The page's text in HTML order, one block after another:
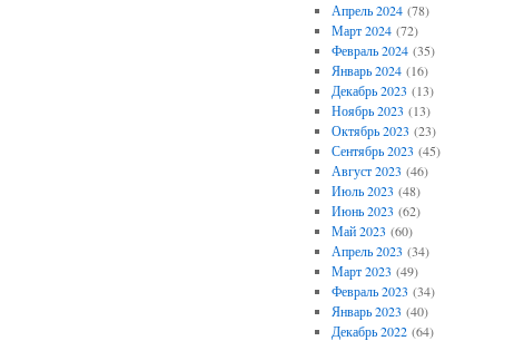
Апрель 2024(78)
Март 2024(72)
Февраль 2024(35)
Январь 2024(16)
Декабрь 2023 (13)
Ноябрь 2023 (13)
Октябрь 2023 (23)
Сентябрь 2023 (45)
Август 2023 (46)
Июль 2023 (48)
Июнь 2023 (62)
Май 2023 (60)
Апрель 2023 (34)
Март 2023 (49)
Февраль 2023 (34)
Январь 2023 (40)
Декабрь 2022(64)